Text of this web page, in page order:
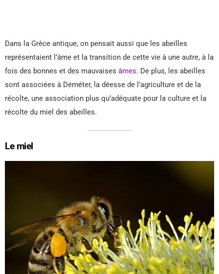
Dans la Grèce antique, on pensait aussi que les abeilles
représentaient l’âme et la transition de cette vie à une autre, à la
fois des bonnes et des mauvaises âmes. De plus, les abeilles
sont associées à Déméter, la déesse de l’agriculture et de la
récolte, une association plus qu’adéquate pour la culture et la
récolte du miel des abeilles.
Le miel